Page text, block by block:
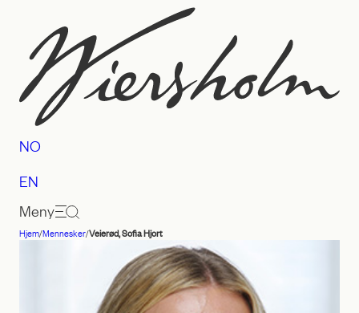
innhold
Advokatfirmaet
NO
EN
Meny
Hjem/Mennesker/Veierød, Sofia Hjort